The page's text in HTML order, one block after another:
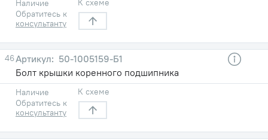
Наличие
Обратитесь к
консультанту
К схеме
46
50-1005159-Б1
Болт крышки коренного подшипника
Наличие
Обратитесь к
консультанту
К схеме